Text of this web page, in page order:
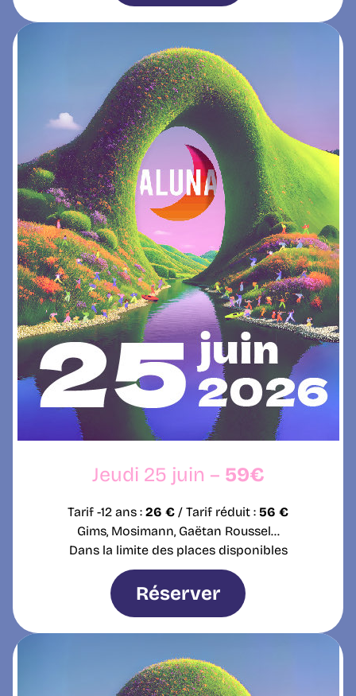
Jeudi 25 juin – 59€
Tarif -12 ans : 26 € / Tarif réduit : 56 €
Gims, Mosimann, Gaëtan Roussel…
Dans la limite des places disponibles
Réserver